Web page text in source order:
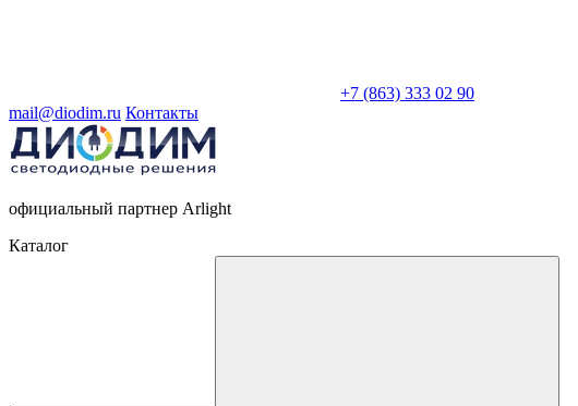
+7 (863) 333 02 90
mail@diodim.ru Контакты
официальный партнер Arlight
Каталог